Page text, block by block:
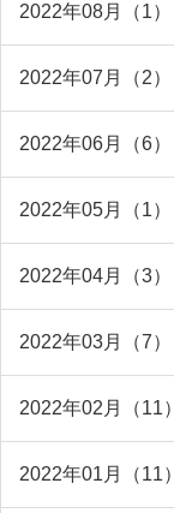
2022年08月（1）
2022年07月（2）
2022年06月（6）
2022年05月（1）
2022年04月（3）
2022年03月（7）
2022年02月（11）
2022年01月（11）